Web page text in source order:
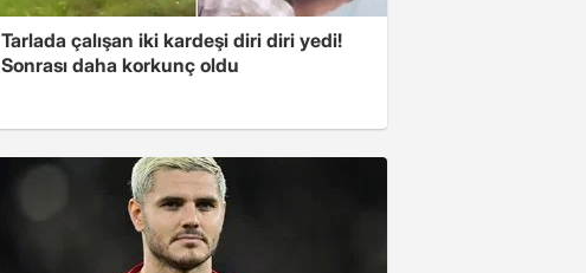
Tarlada çalışan iki kardeşi diri diri yedi!
Sonrası daha korkunç oldu